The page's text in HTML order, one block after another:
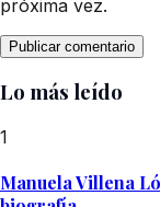
próxima vez.
Lo más leído
1
Manuela Villena